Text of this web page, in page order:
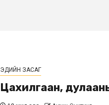
ЭДИЙН ЗАСАГ
Цахилгаан,